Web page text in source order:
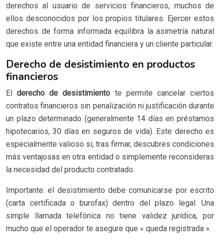
derechos al usuario de servicios financieros, muchos de
ellos desconocidos por los propios titulares. Ejercer estos
derechos de forma informada equilibra la asimetría natural
que existe entre una entidad financiera y un cliente particular.
Derecho de desistimiento en productos
financieros
Elderecho de desistimiento te permite cancelar ciertos
contratos financieros sin penalización ni justificación durante
un plazo determinado (generalmente 14 días en préstamos
hipotecarios, 30 días en seguros de vida). Este derecho es
especialmente valioso si, tras firmar, descubres condiciones
más ventajosas en otra entidad o simplemente reconsideras
la necesidad del producto contratado.
Importante: el desistimiento debe comunicarse por escrito
(carta certificada o burofax) dentro del plazo legal. Una
simple llamada telefónica no tiene validez jurídica, por
mucho que el operador te asegure que « queda registrada ».